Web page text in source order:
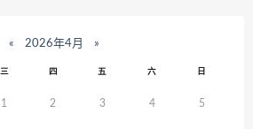
« 2026年4月 »
三 四 五 六 日
1 2 3 4 5